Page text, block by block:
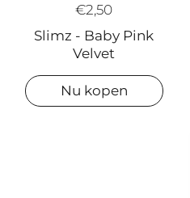
€2,50
Slimz - Baby Pink
Velvet
Nu kopen